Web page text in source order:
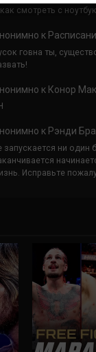
смотреть с
к
говна ты,
к Конор
к Рэнди
запускается ни один
Исправьте